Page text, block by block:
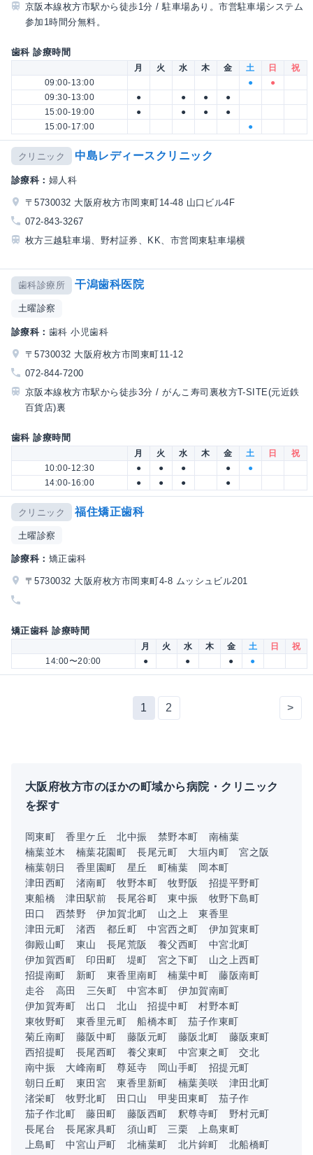
京阪本線枚方市駅から徒歩1分 / 駐車場あり。市営駐車場システム
参加1時間分無料。
歯科 診療時間
月 火 水 木 金 土 日
祝
09:00-13:00
●
●
09:30-13:00
● ● ●
●
15:00-19:00
● ● ●
●
15:00-17:00
●
クリニック 中島レディースクリニック
診療科： 婦人科
〒5730032 大阪府枚方市岡東町14-48 山口ビル4F
072-843-3267
枚方三越駐車場、野村証券、KK、市営岡東駐車場横
歯科診療所 干潟歯科医院
土曜診察
診療科： 歯科 小児歯科
〒5730032 大阪府枚方市岡東町11-12
072-844-7200
京阪本線枚方市駅から徒歩3分 / がんこ寿司裏枚方T-SITE(元近鉄
百貨店)裏
歯科 診療時間
月 火 水 木 金 土 日
祝
10:00-12:30
● ● ● ●
●
14:00-16:00
● ● ● ●
クリニック 福住矯正歯科
土曜診察
診療科： 矯正歯科
〒5730032 大阪府枚方市岡東町4-8 ムッシュビル201
矯正歯科 診療時間
月 火 水 木 金 土 日
祝
14:00〜20:00
● ● ● ●
1 2 >
大阪府枚方市のほかの町域から病院・クリニック
を探す
岡東町 香里ケ丘 北中振 禁野本町
南楠葉
楠葉並木
楠葉花園町 長尾元町 大垣内町
宮之阪
楠葉朝日
香里園町 星丘 町楠葉
岡本町
津田西町
渚南町 牧野本町 牧野阪
招提平野町
東船橋
津田駅前 長尾谷町 東中振
牧野下島町
田口
西禁野 伊加賀北町 山之上
東香里
津田元町
渚西 都丘町 中宮西之町
伊加賀東町
御殿山町
東山 長尾荒阪 養父西町
中宮北町
伊加賀西町
印田町 堤町 宮之下町
山之上西町
招提南町
新町 東香里南町 楠葉中町
藤阪南町
走谷
高田 三矢町 中宮本町
伊加賀南町
伊加賀寿町
出口 北山 招提中町
村野本町
東牧野町
東香里元町 船橋本町
茄子作東町
菊丘南町
藤阪中町 藤阪元町 藤阪北町
藤阪東町
西招提町
長尾西町 養父東町 中宮東之町
交北
南中振
大峰南町 尊延寺 岡山手町
招提元町
朝日丘町
東田宮 東香里新町 楠葉美咲
津田北町
渚栄町
牧野北町 田口山 甲斐田東町
茄子作
茄子作北町
藤田町 藤阪西町 釈尊寺町
野村元町
長尾台
長尾家具町 須山町 三栗
上島東町
上島町
中宮山戸町 北楠葉町 北片鉾町
北船橋町